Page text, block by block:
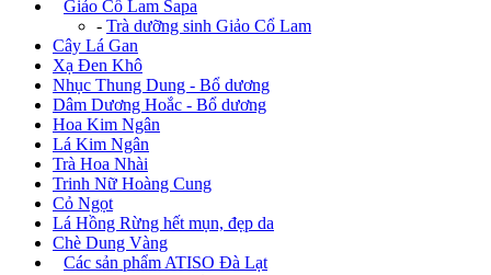
Giảo Cổ Lam Sapa
- Trà dưỡng sinh Giảo Cổ Lam
Cây Lá Gan
Xạ Đen Khô
Nhục Thung Dung - Bổ dương
Dâm Dương Hoắc - Bổ dương
Hoa Kim Ngân
Lá Kim Ngân
Trà Hoa Nhài
Trinh Nữ Hoàng Cung
Cỏ Ngọt
Lá Hồng Rừng hết mụn, đẹp da
Chè Dung Vàng
Các sản phẩm ATISO Đà Lạt